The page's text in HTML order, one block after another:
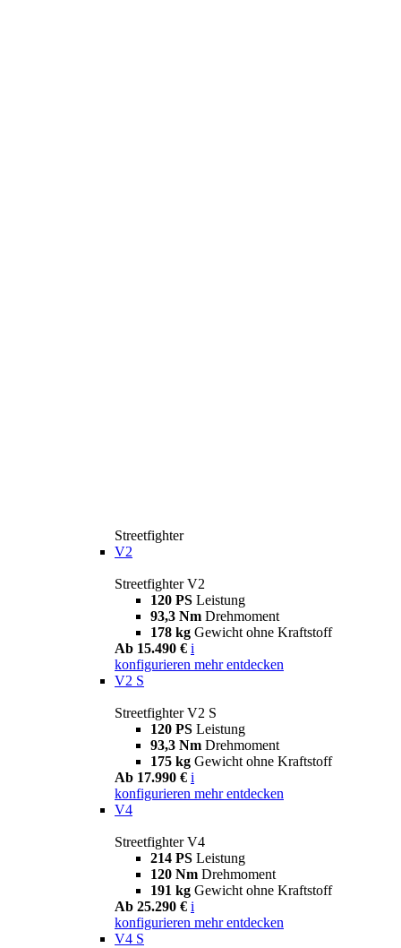
Streetfighter
V2
Streetfighter V2
120 PS Leistung
93,3 Nm Drehmoment
178 kg Gewicht ohne Kraftstoff
Ab 15.490 € i
konfigurieren mehr entdecken
V2 S
Streetfighter V2 S
120 PS Leistung
93,3 Nm Drehmoment
175 kg Gewicht ohne Kraftstoff
Ab 17.990 € i
konfigurieren mehr entdecken
V4
Streetfighter V4
214 PS Leistung
120 Nm Drehmoment
191 kg Gewicht ohne Kraftstoff
Ab 25.290 € i
konfigurieren mehr entdecken
V4 S